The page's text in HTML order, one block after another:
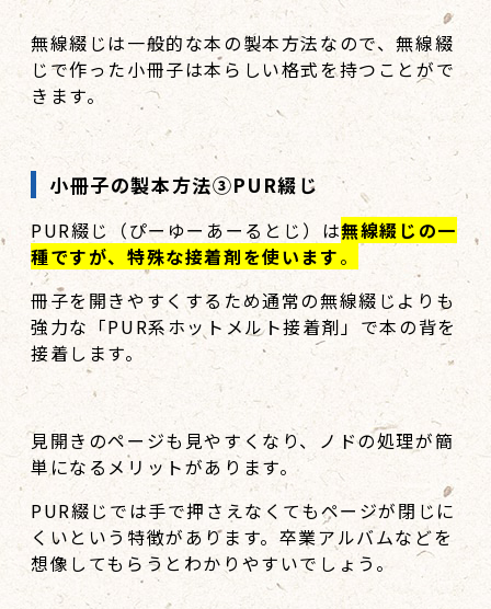
無線綴じは一般的な本の製本方法なので、無線綴
じで作った小冊子は本らしい格式を持つことがで
きます。
小冊子の製本方法③PUR綴じ
PUR綴じ（ぴーゆーあーるとじ）は無線綴じの一
種ですが、特殊な接着剤を使います。
冊子を開きやすくするため通常の無線綴じよりも
強力な「PUR系ホットメルト接着剤」で本の背を
接着します。
見開きのページも見やすくなり、ノドの処理が簡
単になるメリットがあります。
PUR綴じでは手で押さえなくてもページが閉じに
くいという特徴があります。卒業アルバムなどを
想像してもらうとわかりやすいでしょう。